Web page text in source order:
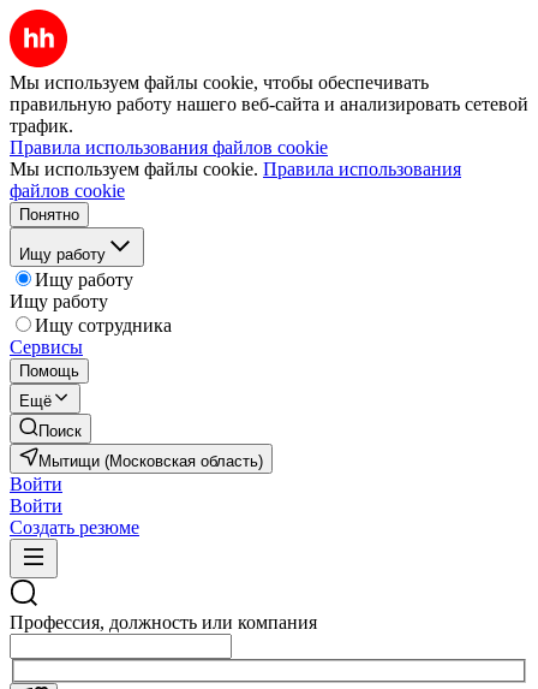
Мы используем файлы cookie, чтобы обеспечивать
правильную работу нашего веб-сайта и анализировать сетевой
трафик.
Правила использования файлов cookie
Мы используем файлы cookie. Правила использования
файлов cookie
Понятно
Ищу работу
Ищу работу
Ищу работу
Ищу сотрудника
Сервисы
Помощь
Ещё
Поиск
Мытищи (Московская область)
Войти
Войти
Создать резюме
Профессия, должность или компания